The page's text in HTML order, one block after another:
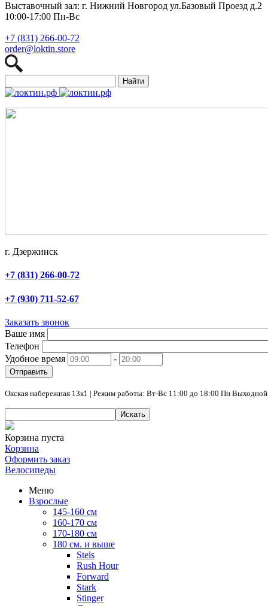
Выставочный зал: г. Нижний Новгород ул.Базовый Проезд д.2
10:00-17:00 Пн-Вс
+7 (831) 266-00-72
order@loktin.store
Найти
г. Дзержинск
+7 (831) 266-00-72
+7 (930) 711-52-67
Заказать звонок
Ваше имя
Телефон
Удобное время
-
Отправить
Окская набережная 13к1 | Режим работы: Вт-Вс 11:00 до 18:00 Пн Выходной
Искать
Корзина пуста
Корзина
Оформить заказ
Велосипеды
Меню
Взрослые
145-160 см
160-170 см
170-180 см
180 см. и выше
Stels
Rush Hour
Forward
Stark
Stinger